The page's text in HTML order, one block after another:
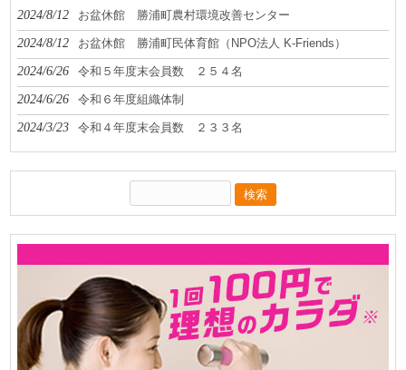
2024/8/12 お盆休館 勝浦町農村環境改善センター
2024/8/12 お盆休館 勝浦町民体育館（NPO法人 K-Friends）
2024/6/26 令和５年度末会員数 ２５４名
2024/6/26 令和６年度組織体制
2024/3/23 令和４年度末会員数 ２３３名
索: